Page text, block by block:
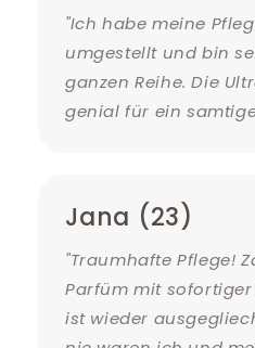
"Ich habe meine
umgestellt und bin
ganzen Reihe. Die
genial für ein
Jana (23)
"Traumhafte Pflege!
Parfüm mit
ist wieder